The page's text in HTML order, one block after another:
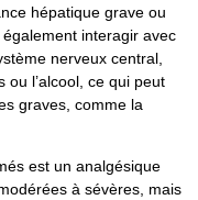
hépatique grave ou
interagir avec
nerveux central,
ou l’alcool, ce qui peut
graves, comme la
est un analgésique
à sévères, mais